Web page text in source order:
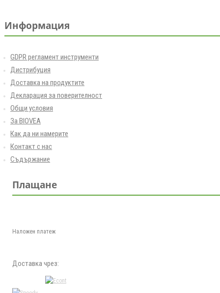
Информация
GDPR регламент инструменти
Дистрибуция
Доставка на продуктите
Декларация за поверителност
Общи условия
За BIOVEA
Как да ни намерите
Контакт с нас
Съдържание
Плащане
Наложен платеж
Доставка чрез: